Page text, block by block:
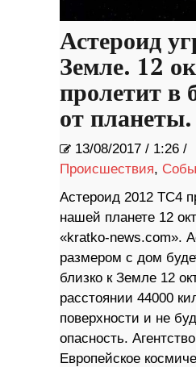
Астероид
Земле. 12
пролетит в
от планеты.
13/08/2017 / 1:26 /
Происшествия,
Астероид 2012 TC4
нашей планете 12
«kratko-news.com».
размером с дом
близко к Земле 12
расстоянии 44000
поверхности и не
опасность.
Европейское